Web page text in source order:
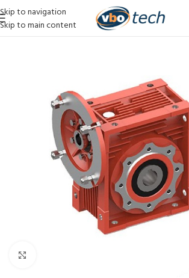
Skip to navigation
Skip to main content